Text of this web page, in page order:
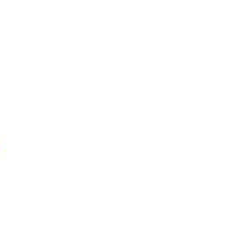
」
規定
ライン
ービスについて